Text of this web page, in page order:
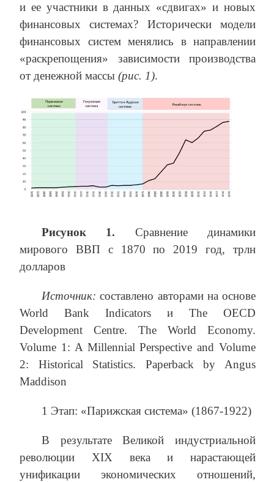
и ее участники в данных «сдвигах» и новых
финансовых системах? Исторически модели
финансовых систем менялись в направлении
«раскрепощения» зависимости производства
от денежной массы (рис. 1).
Рисунок 1. Сравнение динамики
мирового ВВП c 1870 по 2019 год, трлн
долларов
Источник:составлено авторами на основе
World Bank Indicators и The OECD
Development Centre. The World Economy.
Volume 1: A Millennial Perspective and Volume
2: Historical Statistics. Paperback by Angus
Maddison
1 Этап: «Парижская система» (1867-1922)
В результате Великой индустриальной
революции XIX века и нарастающей
унификации экономических отношений,